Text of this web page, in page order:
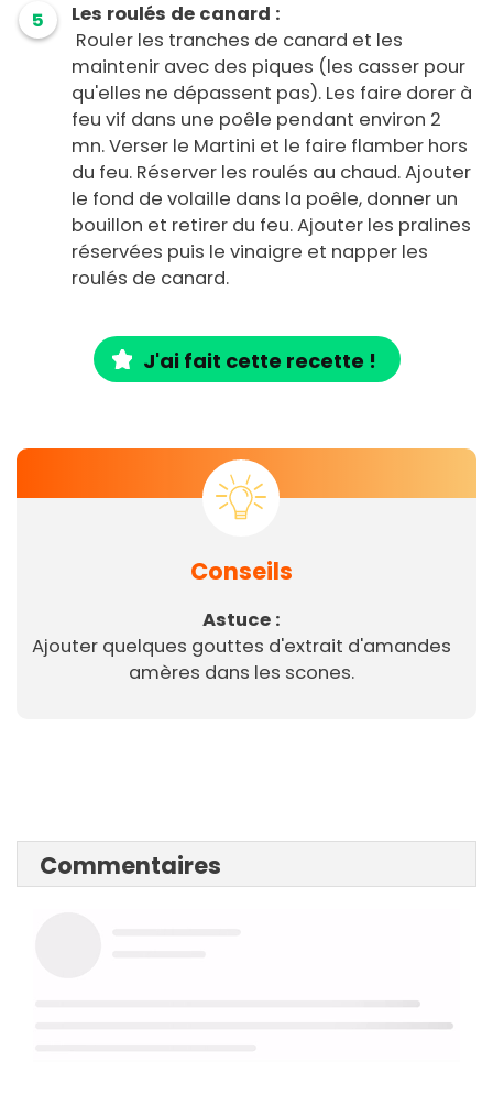
5
Les roulés de canard :
Rouler les tranches de canard et les
maintenir avec des piques (les casser pour
qu'elles ne dépassent pas). Les faire dorer à
feu vif dans une poêle pendant environ 2
mn. Verser le Martini et le faire flamber hors
du feu. Réserver les roulés au chaud. Ajouter
le fond de volaille dans la poêle, donner un
bouillon et retirer du feu. Ajouter les pralines
réservées puis le vinaigre et napper les
roulés de canard.
J'ai fait cette recette !
Conseils
Astuce :
Ajouter quelques gouttes d'extrait d'amandes
amères dans les scones.
Commentaires